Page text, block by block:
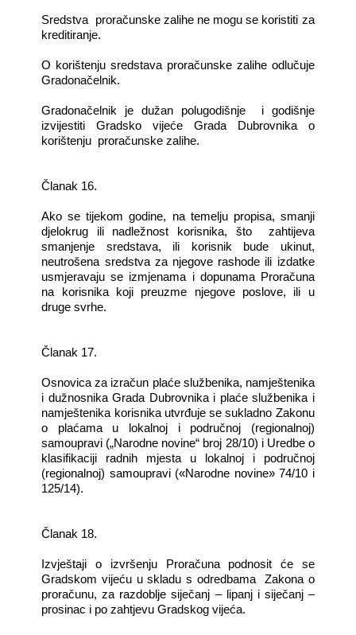
Sredstva proračunske zalihe ne mogu se koristiti za
kreditiranje.
O korištenju sredstava proračunske zalihe odlučuje
Gradonačelnik.
Gradonačelnik je dužan polugodišnje i godišnje
izvijestiti Gradsko vijeće Grada Dubrovnika o
korištenju proračunske zalihe.
Članak 16.
Ako se tijekom godine, na temelju propisa, smanji
djelokrug ili nadležnost korisnika, što zahtijeva
smanjenje sredstava, ili korisnik bude ukinut,
neutrošena sredstva za njegove rashode ili izdatke
usmjeravaju se izmjenama i dopunama Proračuna
na korisnika koji preuzme njegove poslove, ili u
druge svrhe.
Članak 17.
Osnovica za izračun plaće službenika, namještenika
i dužnosnika Grada Dubrovnika i plaće službenika i
namještenika korisnika utvrđuje se sukladno Zakonu
o plaćama u lokalnoj i područnoj (regionalnoj)
samoupravi („Narodne novine“ broj 28/10) i Uredbe o
klasifikaciji radnih mjesta u lokalnoj i područnoj
(regionalnoj) samoupravi («Narodne novine» 74/10 i
125/14).
Članak 18.
Izvještaji o izvršenju Proračuna podnosit će se
Gradskom vijeću u skladu s odredbama Zakona o
proračunu, za razdoblje siječanj – lipanj i siječanj –
prosinac i po zahtjevu Gradskog vijeća.